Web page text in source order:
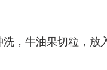
，牛油果切粒，放